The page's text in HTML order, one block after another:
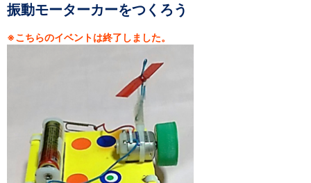
当日参加
事前申込
その他
施設案内
開館時間・プラネタリウム投影時間・観覧料
科学館資料の特別利用料
学校団体
幼稚園・保育園団体
一般団体
かわさき星空ウォッチング
出前科学実験教室
プラネタリウム一般団体貸切利用「星空自由空間」
科学館概要
基本理念
沿革
計画・年報・評価・議事録
振動モーターカーをつくろう
※こちらのイベントは終了しました。